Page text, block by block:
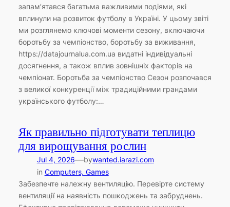
запам’ятався багатьма важливими подіями, які
вплинули на розвиток футболу в Україні. У цьому звіті
ми розглянемо ключові моменти сезону, включаючи
боротьбу за чемпіонство, боротьбу за виживання,
https://datajournalua.com.ua видатні індивідуальні
досягнення, а також вплив зовнішніх факторів на
чемпіонат. Боротьба за чемпіонство Сезон розпочався
з великої конкуренції між традиційними грандами
українського футболу:…
Як правильно підготувати теплицю
для вирощування рослин
Jul 4, 2026—bywanted.iarazi.com
in Computers, Games
Забезпечте належну вентиляцію. Перевірте систему
вентиляції на наявність пошкоджень та забруднень.